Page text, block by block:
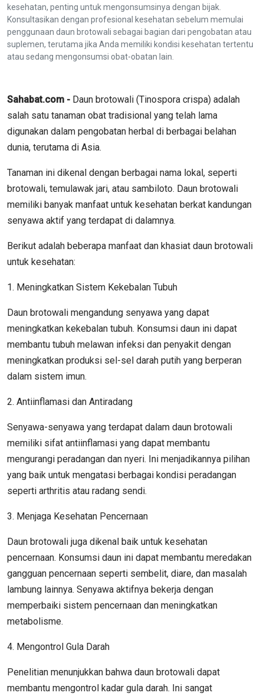
kesehatan, penting untuk mengonsumsinya dengan bijak.
Konsultasikan dengan profesional kesehatan sebelum memulai
penggunaan daun brotowali sebagai bagian dari pengobatan atau
suplemen, terutama jika Anda memiliki kondisi kesehatan tertentu
atau sedang mengonsumsi obat-obatan lain.
Sahabat.com - Daun brotowali (Tinospora crispa) adalah
salah satu tanaman obat tradisional yang telah lama
digunakan dalam pengobatan herbal di berbagai belahan
dunia, terutama di Asia.
Tanaman ini dikenal dengan berbagai nama lokal, seperti
brotowali, temulawak jari, atau sambiloto. Daun brotowali
memiliki banyak manfaat untuk kesehatan berkat kandungan
senyawa aktif yang terdapat di dalamnya.
Berikut adalah beberapa manfaat dan khasiat daun brotowali
untuk kesehatan:
1. Meningkatkan Sistem Kekebalan Tubuh
Daun brotowali mengandung senyawa yang dapat
meningkatkan kekebalan tubuh. Konsumsi daun ini dapat
membantu tubuh melawan infeksi dan penyakit dengan
meningkatkan produksi sel-sel darah putih yang berperan
dalam sistem imun.
2. Antiinflamasi dan Antiradang
Senyawa-senyawa yang terdapat dalam daun brotowali
memiliki sifat antiinflamasi yang dapat membantu
mengurangi peradangan dan nyeri. Ini menjadikannya pilihan
yang baik untuk mengatasi berbagai kondisi peradangan
seperti arthritis atau radang sendi.
3. Menjaga Kesehatan Pencernaan
Daun brotowali juga dikenal baik untuk kesehatan
pencernaan. Konsumsi daun ini dapat membantu meredakan
gangguan pencernaan seperti sembelit, diare, dan masalah
lambung lainnya. Senyawa aktifnya bekerja dengan
memperbaiki sistem pencernaan dan meningkatkan
metabolisme.
4. Mengontrol Gula Darah
Penelitian menunjukkan bahwa daun brotowali dapat
membantu mengontrol kadar gula darah. Ini sangat